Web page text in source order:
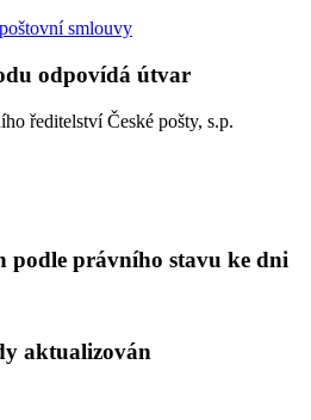
smlouvy
odpovídá útvar
ředitelství České pošty, s.p.
podle právního stavu ke dni
aktualizován